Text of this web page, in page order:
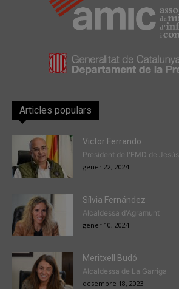
Articles populars
Victor Ferrando
President de l'EMD de Jesús
gener 22, 2024
Sílvia Fernández
Alcaldessa d'Agramunt
gener 10, 2024
Meritxell Budó
Alcaldessa de La Garriga
desembre 18, 2023